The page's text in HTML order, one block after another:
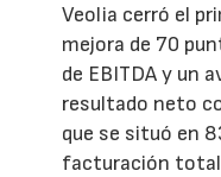
Veolia cerró el
mejora de 70
de EBITDA y un
resultado neto
que se situó en
facturación total